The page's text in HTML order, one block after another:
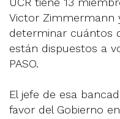
Victor Zimmermann
determinar cuántos
están dispuestos a
PASO.
El jefe de esa
favor del Gobierno